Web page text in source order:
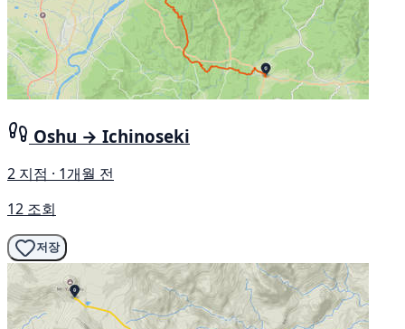
Oshu → Ichinoseki
2 지점 · 1개월 전
12 조회
저장